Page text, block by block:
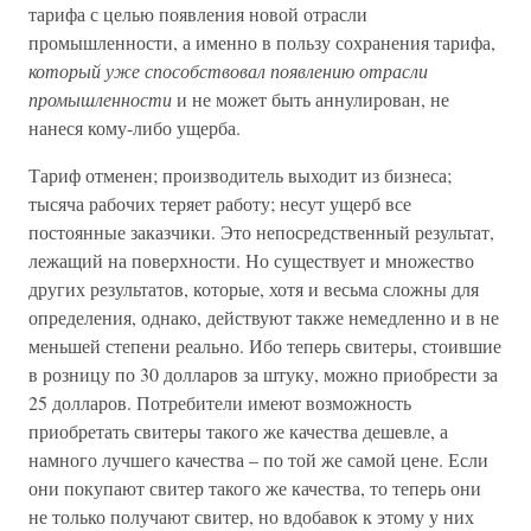
тарифа с целью появления новой отрасли
промышленности, а именно в пользу сохранения тарифа,
который уже способствовал появлению отрасли
промышленностии не может быть аннулирован, не
нанеся кому-либо ущерба.
Тариф отменен; производитель выходит из бизнеса;
тысяча рабочих теряет работу; несут ущерб все
постоянные заказчики. Это непосредственный результат,
лежащий на поверхности. Но существует и множество
других результатов, которые, хотя и весьма сложны для
определения, однако, действуют также немедленно и в не
меньшей степени реально. Ибо теперь свитеры, стоившие
в розницу по 30 долларов за штуку, можно приобрести за
25 долларов. Потребители имеют возможность
приобретать свитеры такого же качества дешевле, а
намного лучшего качества – по той же самой цене. Если
они покупают свитер такого же качества, то теперь они
не только получают свитер, но вдобавок к этому у них